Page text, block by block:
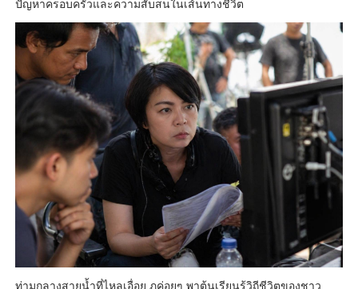
ปัญหาครอบครัวและความสับสนในเส้นทางชีวิต
ท่ามกลางสายน้ำที่ไหลเอื่อย ภูค่อยๆ พาต้นเรียนรู้วิถีชีวิตของชาว